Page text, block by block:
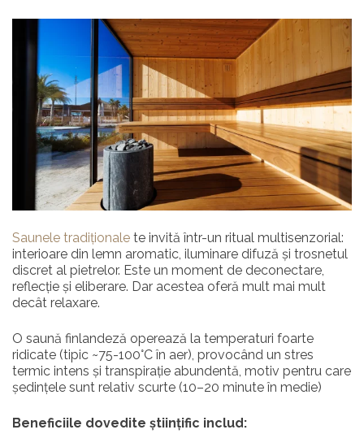
Saunele tradiționale te invită într-un ritual multisenzorial:
interioare din lemn aromatic, iluminare difuză și trosnetul
discret al pietrelor. Este un moment de deconectare,
reflecție și eliberare. Dar acestea oferă mult mai mult
decât relaxare.
O saună finlandeză operează la temperaturi foarte
ridicate (tipic ~75-100°C în aer), provocând un stres
termic intens și transpirație abundentă, motiv pentru care
ședințele sunt relativ scurte (10–20 minute în medie)
Beneficiile dovedite științific includ: